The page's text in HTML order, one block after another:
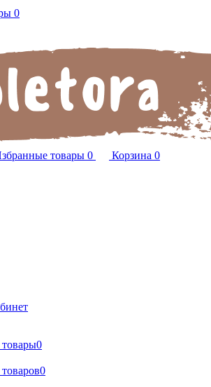
0
товары 0 Корзина 0
0
0